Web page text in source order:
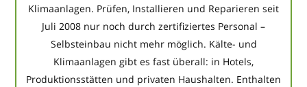
Klimaanlagen. Prüfen, Installieren und Reparieren seit
Juli 2008 nur noch durch zertifiziertes Personal –
Selbsteinbau nicht mehr möglich. Kälte- und
Klimaanlagen gibt es fast überall: in Hotels,
Produktionsstätten und privaten Haushalten. Enthalten